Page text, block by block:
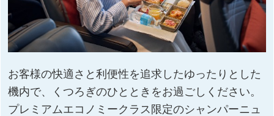
お客様の快適さと利便性を追求したゆったりとした
機内で、くつろぎのひとときをお過ごしください。
プレミアムエコノミークラス限定のシャンパーニュ